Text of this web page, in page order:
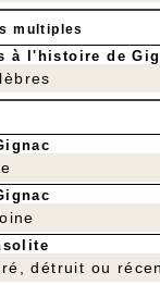
multiples
à l'histoire de
détruit ou